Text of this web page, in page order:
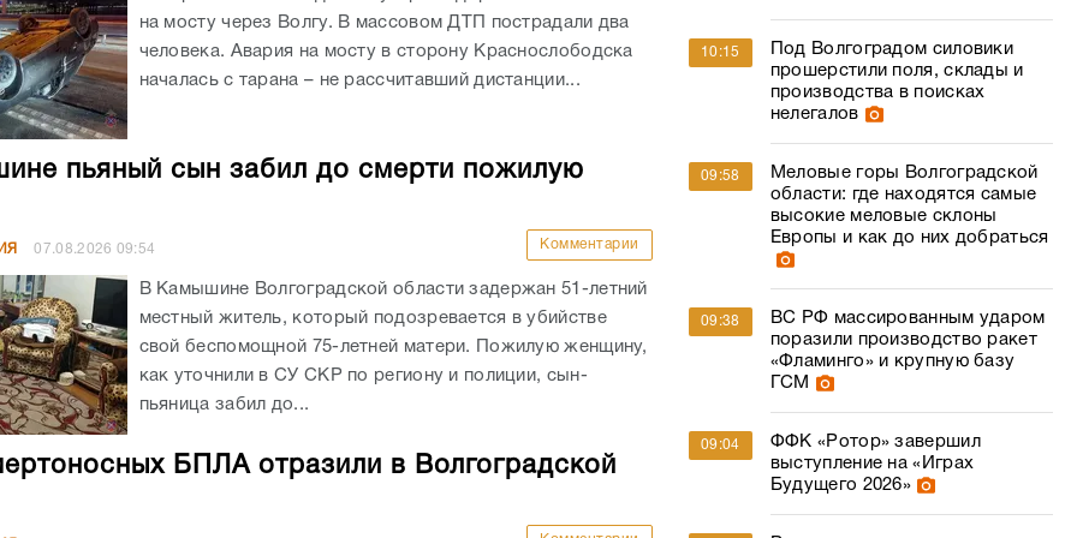
пьяный сын забил до смерти пожилую
07.08.2026 09:54 Комментарии
местный житель, который подозревается в убийстве
пьяница забил до...
БПЛА отразили в Волгоградской
07.08.202608:30 Комментарии
минувшими ночью в Волгоградской области. Об этом, как
Меловые горы Волгоградской
области: где находятся самые
высокие меловые склоны
Европы и как до них добраться
09:38
ВС РФ массированным ударом
поразили производство ракет
«Фламинго» и крупную базу
ГСМ
ФФК «Ротор» завершил
выступление на «Играх
Будущего 2026»
Волгоградцам заморозят
переводы из-за
подозрительных приложений
на телефоне